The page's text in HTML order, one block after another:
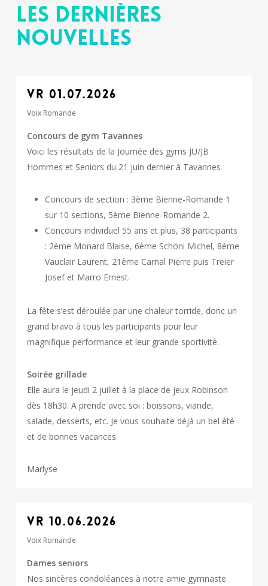
Les dernières
nouvelles
VR 01.07.2026
Voix Romande
Concours de gym Tavannes
Voici les résultats de la Journée des gyms JU/JB
Hommes et Seniors du 21 juin dernier à Tavannes :
Concours de section : 3ème Bienne-Romande 1
sur 10 sections, 5ème Bienne-Romande 2.
Concours individuel 55 ans et plus, 38 participants
: 2ème Monard Blaise, 6ème Schöni Michel, 8ème
Vauclair Laurent, 21ème Carnal Pierre puis Treier
Josef et Marro Ernest.
La fête s’est déroulée par une chaleur torride, donc un
grand bravo à tous les participants pour leur
magnifique performance et leur grande sportivité.
Soirée grillade
Elle aura le jeudi 2 juillet à la place de jeux Robinson
dès 18h30. A prende avec soi : boissons, viande,
salade, desserts, etc. Je vous souhaite déjà un bel été
et de bonnes vacances.
Marlyse
VR 10.06.2026
Voix Romande
Dames seniors
Nos sincères condoléances à notre amie gymnaste